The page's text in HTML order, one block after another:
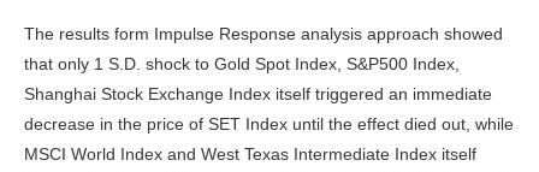
The results form Impulse Response analysis approach showed
that only 1 S.D. shock to Gold Spot Index, S&P500 Index,
Shanghai Stock Exchange Index itself triggered an immediate
decrease in the price of SET Index until the effect died out, while
MSCI World Index and West Texas Intermediate Index itself